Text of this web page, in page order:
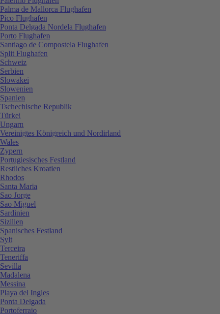
Palma de Mallorca Flughafen
Pico Flughafen
Ponta Delgada Nordela Flughafen
Porto Flughafen
Santiago de Compostela Flughafen
Split Flughafen
Schweiz
Serbien
Slowakei
Slowenien
Spanien
Tschechische Republik
Türkei
Ungarn
Vereinigtes Königreich und Nordirland
Wales
Zypern
Portugiesisches Festland
Restliches Kroatien
Rhodos
Santa Maria
Sao Jorge
Sao Miguel
Sardinien
Sizilien
Spanisches Festland
Sylt
Terceira
Teneriffa
Sevilla
Madalena
Messina
Playa del Ingles
Ponta Delgada
Portoferraio